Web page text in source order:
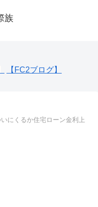
族
【FC2ブログ】
いにくるか住宅ローン金利上